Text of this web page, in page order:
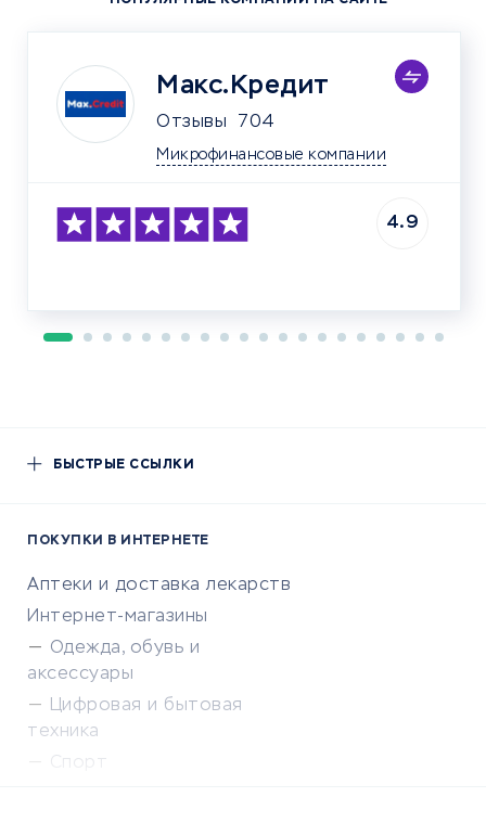
Макс.Кредит
Отзывы 704
Микрофинансовые компании
4.9
БЫСТРЫЕ ССЫЛКИ
ПОКУПКИ В ИНТЕРНЕТЕ
Аптеки и доставка лекарств
Интернет-магазины
Одежда, обувь и
аксессуары
Цифровая и бытовая
техника
Спорт